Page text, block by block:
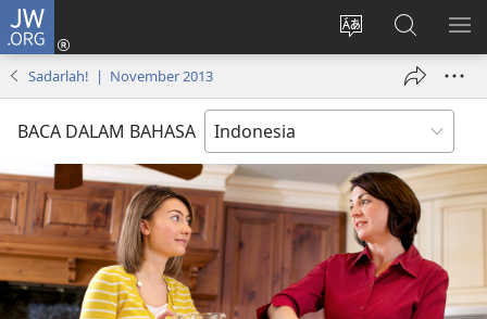
JW.ORG
Ganti
bahasa
Log
window
Cari
di
JW.ORG
Sadarlah! | November 2013
BACA DALAM BAHASA